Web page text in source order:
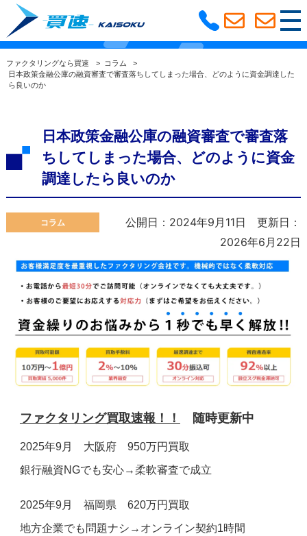
ファクタリングコラム サービス紹介
大阪支社
お電話でのお問合せ
0120-160-128
メールでのお問合せ
お問い合わせフォーム ＞
ファクタリングコラム
ファクタリングなら買速 > コラム
>
日本政策金融公庫の融資審査で審査落ちしてしまった場合、どのように資金調達した
ら良いのか
日本政策金融公庫の融資審査で審査落
ちしてしまった場合、どのように資金
調達したら良いのか
コラム 公開日：2024年9月11日
更新日：
2026年6月22日
ファクタリング買取速報！！ 随時更新中
2025年9月 大阪府 950万円買取
銀行融資NGでも安心→柔軟審査で成立
2025年9月 福岡県 620万円買取
地方企業でも問題ナシ→オンライン契約1時間